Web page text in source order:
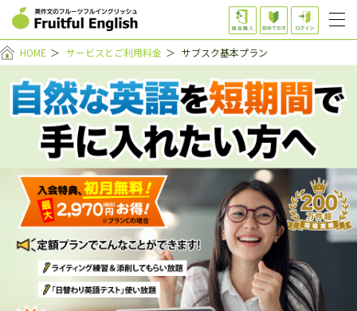
HOME ＞ サービスとご利用料金 ＞ サブスク基本プラン